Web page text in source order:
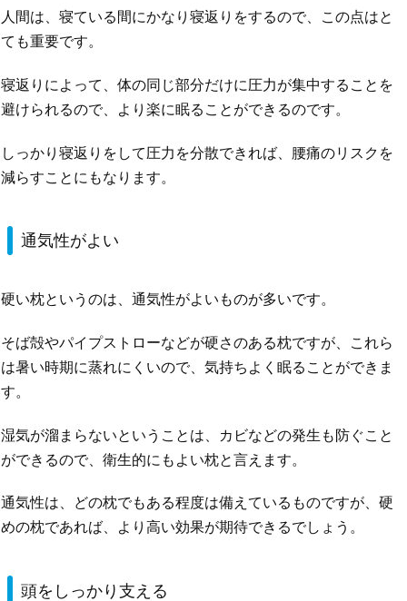
人間は、寝ている間にかなり寝返りをするので、この点はと
ても重要です。
寝返りによって、体の同じ部分だけに圧力が集中することを
避けられるので、より楽に眠ることができるのです。
しっかり寝返りをして圧力を分散できれば、腰痛のリスクを
減らすことにもなります。
通気性がよい
硬い枕というのは、通気性がよいものが多いです。
そば殻やパイプストローなどが硬さのある枕ですが、これら
は暑い時期に蒸れにくいので、気持ちよく眠ることができま
す。
湿気が溜まらないということは、カビなどの発生も防ぐこと
ができるので、衛生的にもよい枕と言えます。
通気性は、どの枕でもある程度は備えているものですが、硬
めの枕であれば、より高い効果が期待できるでしょう。
頭をしっかり支える